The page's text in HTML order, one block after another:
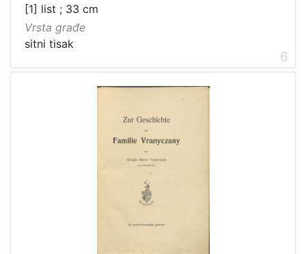
[1] list ; 33 cm
Vrsta građe
sitni tisak
6